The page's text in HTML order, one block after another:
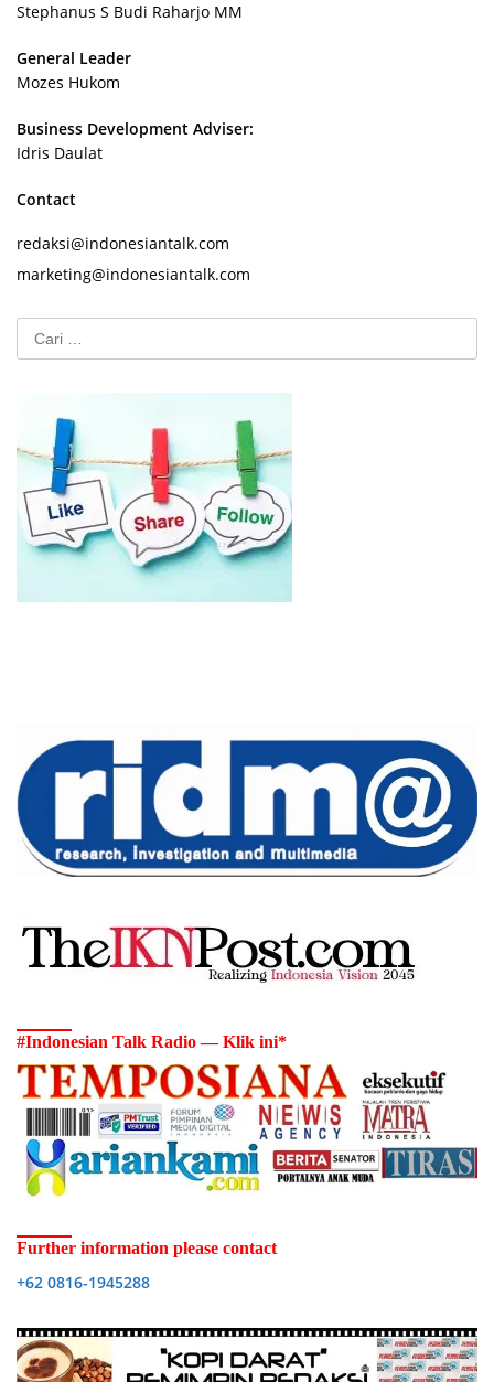
Stephanus S Budi Raharjo MM
General Leader
Mozes Hukom
Business Development Adviser:
Idris Daulat
Contact
redaksi@indonesiantalk.com
marketing@indonesiantalk.com
Cari
untuk:
#Indonesian Talk Radio — Klik ini*
Further information please contact
+62 0816-1945288